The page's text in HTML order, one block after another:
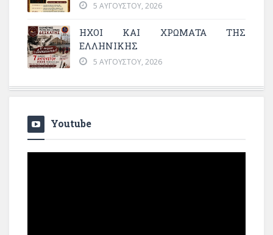
5 ΑΥΓΟΎΣΤΟΥ, 2026
ΗΧΟΙ ΚΑΙ ΧΡΩΜΑΤΑ ΤΗΣ
ΕΛΛΗΝΙΚΗΣ
5 ΑΥΓΟΎΣΤΟΥ, 2026
Youtube